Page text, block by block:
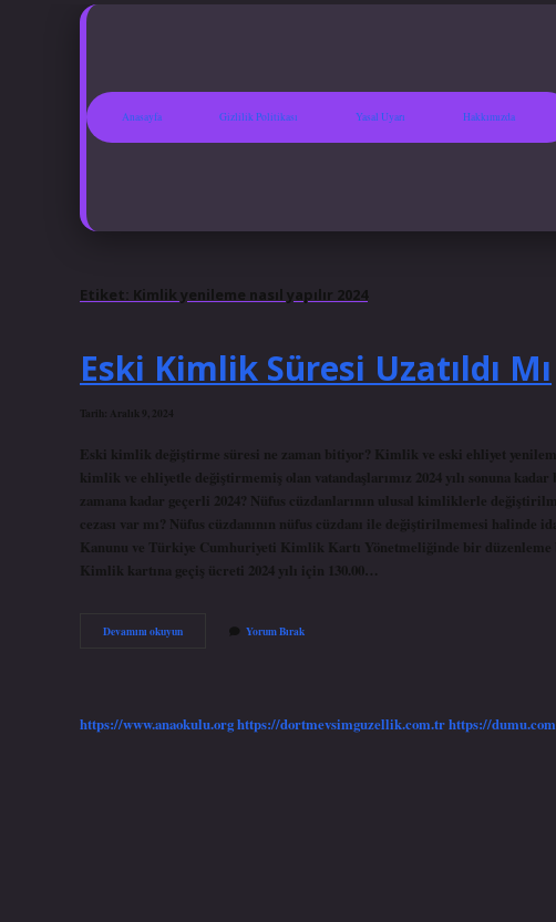
Anasayfa Gizlilik Politikası Yasal Uyarı Hakkımızda
Etiket: Kimlik yenileme nasıl yapılır 2024
Eski Kimlik Süresi Uzatıldı Mı
Tarih: Aralık 9, 2024
Eski kimlik değiştirme süresi ne zaman bitiyor? Kimlik ve eski ehliyet
kimlik ve ehliyetle değiştirmemiş olan vatandaşlarımız 2024 yılı sonuna
zamana kadar geçerli 2024? Nüfus cüzdanlarının ulusal kimliklerle
cezası var mı? Nüfus cüzdanının nüfus cüzdanı ile değiştirilmemesi halinde
Kanunu ve Türkiye Cumhuriyeti Kimlik Kartı Yönetmeliğinde bir
Kimlik kartına geçiş ücreti 2024 yılı için 130.00…
Devamını okuyunEski
Yorum Bırak
https://www.anaokulu.orghttps://dortmevsimguzellik.com.trhttps://